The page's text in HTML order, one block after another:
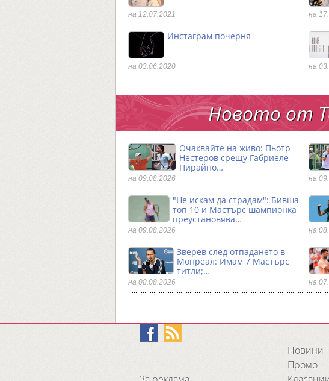
на 12.07.2021 на
Инстаграм почерня
на 03.06.2020 на
Новото от
Очаквайте на живо: Пьотр
Нестеров срещу Габриеле
Пирайно…
на 09.08.2026 на
"Не искам да страдам": Бивша
топ 10 и Мастърс шампионка
преустановява…
на 09.08.2026 на
Зверев след отпадането в
Монреал: Имам 7 Мастърс
титли;…
на 08.08.2026 на
Новини
Промо